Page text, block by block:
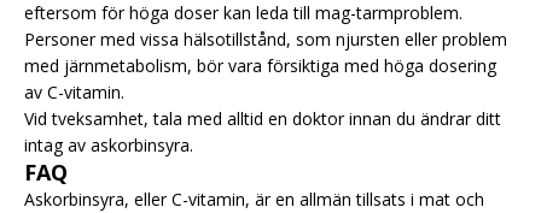
eftersom för höga doser kan leda till mag-tarmproblem.
Personer med vissa hälsotillstånd, som njursten eller problem
med järnmetabolism, bör vara försiktiga med höga dosering
av C-vitamin.
Vid tveksamhet, tala med alltid en doktor innan du ändrar ditt
intag av askorbinsyra.
FAQ
Askorbinsyra, eller C-vitamin, är en allmän tillsats i mat och